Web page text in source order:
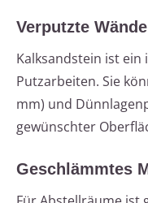
Verputzte Wände
Kalksandstein ist
Putzarbeiten. Sie
mm) und
gewünschter
Geschlämmtes